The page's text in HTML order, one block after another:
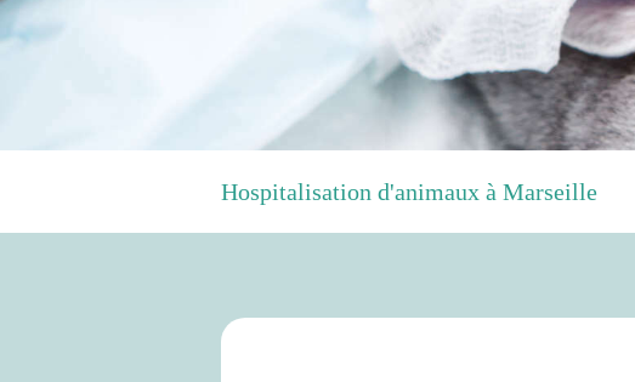
Hospitalisation d'animaux à Marseille